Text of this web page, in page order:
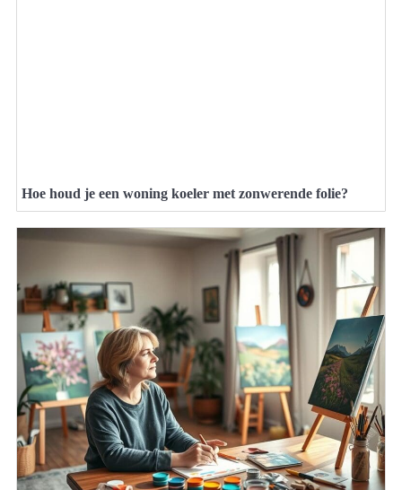
Hoe houd je een woning koeler met zonwerende folie?